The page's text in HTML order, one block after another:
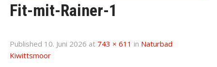
Fit-mit-Rainer-1
Published 10. Juni 2026 at 743 × 611 in Naturbad
Kiwittsmoor